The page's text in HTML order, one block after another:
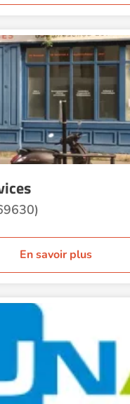
En savoir plus